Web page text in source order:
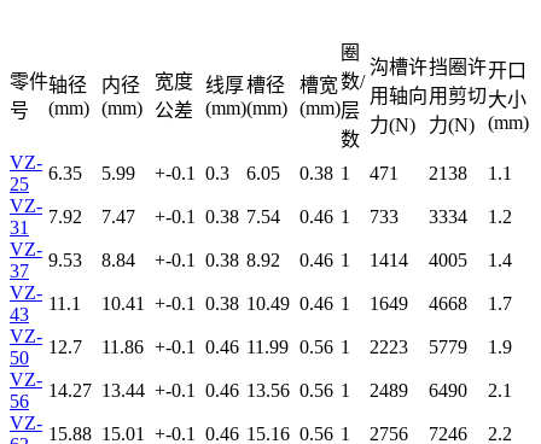
零件
号
轴径
(mm)
内径
(mm)
宽度
公差
线厚
(mm)
槽径
(mm)
槽宽
(mm)
圈
数/
层
数
沟槽许
用轴向
力(N)
挡圈许
用剪切
力(N)
开口
大小
(mm)
VZ-
25
6.35 5.99 +-0.1 0.3 6.05 0.38 1 471 2138
1.1
VZ-
31
7.92 7.47 +-0.1 0.38 7.54 0.46 1 733 3334
1.2
VZ-
37
9.53 8.84 +-0.1 0.38 8.92 0.46 1 1414 4005
1.4
VZ-
43
11.1 10.41 +-0.1 0.38 10.49 0.46 1 1649 4668
1.7
VZ-
50
12.7 11.86 +-0.1 0.46 11.99 0.56 1 2223 5779
1.9
VZ-
56
14.27 13.44 +-0.1 0.46 13.56 0.56 1 2489 6490
2.1
VZ-
15.88 15.01 +-0.1 0.46 15.16 0.56 1 2756 7246
2.2